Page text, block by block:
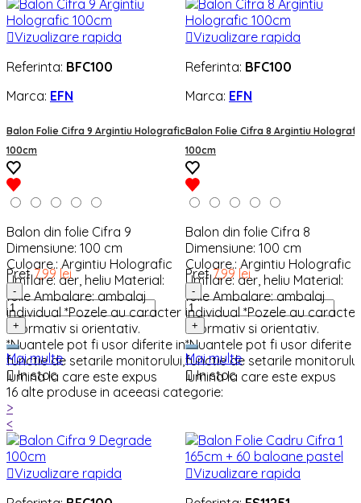
Vizualizare rapida
Referinta: BFC100
Marca: EFN
Balon Folie Cifra 9 Argintiu Holografic
100cm
Balon din folie Cifra 9
Dimensiune: 100 cm
Culoare.: Argintiu Holografic
Umflare: aer, heliu Material:
folie Ambalare: ambalaj
individual *Pozele au caracter
informativ si orientativ.
*Nuantele pot fi usor diferite in
functie de setarile monitorului,
lumina la care este expus
produsul sau lotul de marfa.
Pret 7,99 lei
-
+
Mai multe
In stoc
Vizualizare rapida
Referinta: BFC100
Marca: EFN
Balon Folie Cifra 8 Argintiu
100cm
Balon din folie Cifra 8
Dimensiune: 100 cm
Culoare.: Argintiu Holografic
Umflare: aer, heliu Material:
folie Ambalare: ambalaj
individual *Pozele au caracter
informativ si orientativ.
*Nuantele pot fi usor diferite
functie de setarile
lumina la care este expus
produsul sau lotul de marfa.
Pret 7,99 lei
-
+
Mai multe
In stoc
16 alte produse in aceeasi categorie:
>
<
Vizualizare rapida
Vizualizare rapida